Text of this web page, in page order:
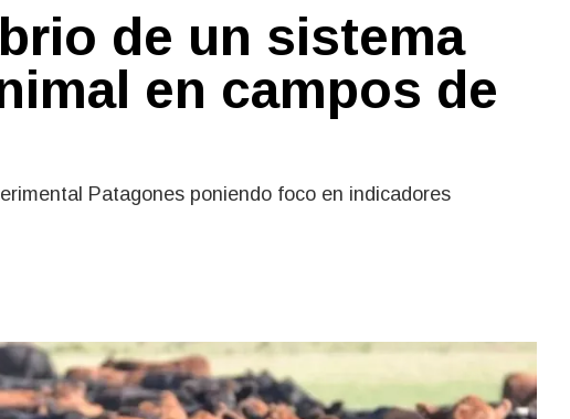
de un sistema
en campos de
Patagones poniendo foco en indicadores